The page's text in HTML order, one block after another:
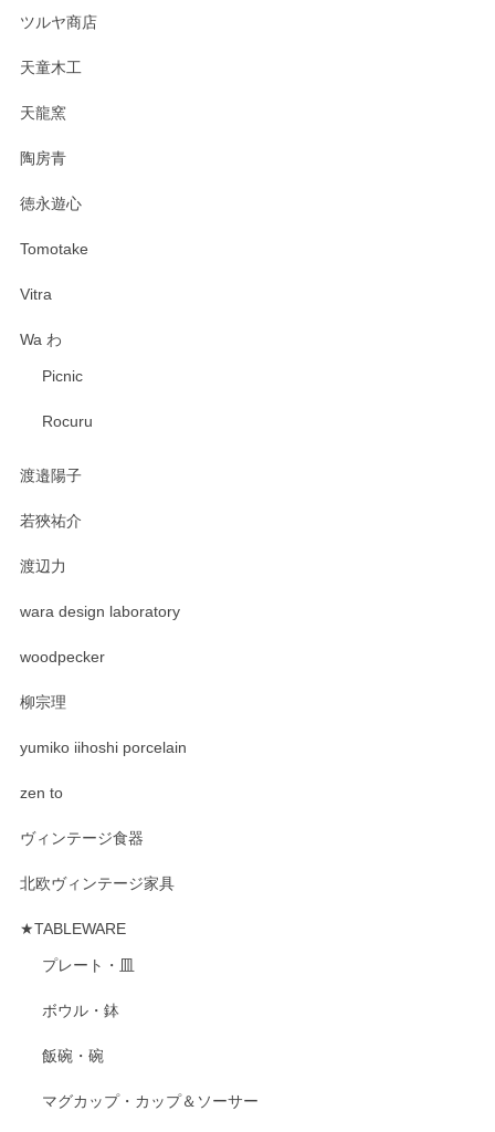
ツルヤ商店
天童木工
天龍窯
陶房青
徳永遊心
Tomotake
Vitra
Wa わ
Picnic
Rocuru
渡邉陽子
若狹祐介
渡辺力
wara design laboratory
woodpecker
柳宗理
yumiko iihoshi porcelain
zen to
ヴィンテージ食器
北欧ヴィンテージ家具
★TABLEWARE
プレート・皿
ボウル・鉢
飯碗・碗
マグカップ・カップ＆ソーサー